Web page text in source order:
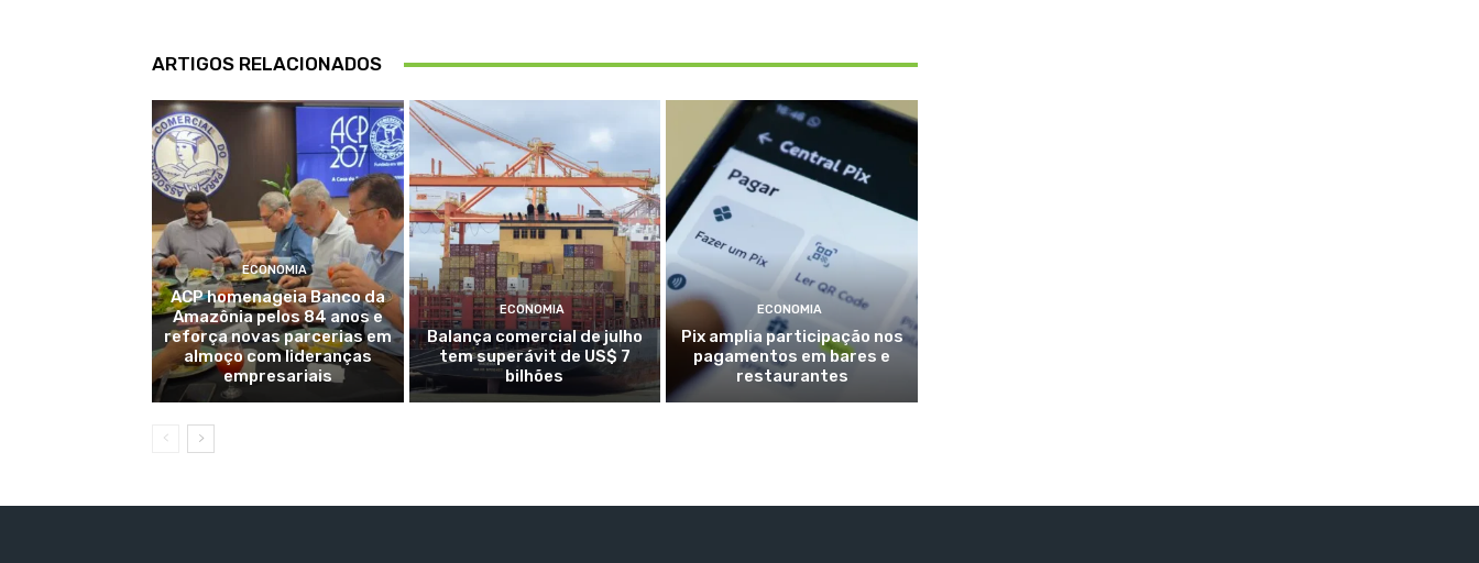
ARTIGOS RELACIONADOS
ECONOMIA
ACP homenageia Banco da
Amazônia pelos 84 anos e
reforça novas parcerias em
almoço com lideranças
empresariais
ECONOMIA
Balança comercial de julho
tem superávit de US$ 7
bilhões
ECONOMIA
Pix amplia participação nos
pagamentos em bares e
restaurantes